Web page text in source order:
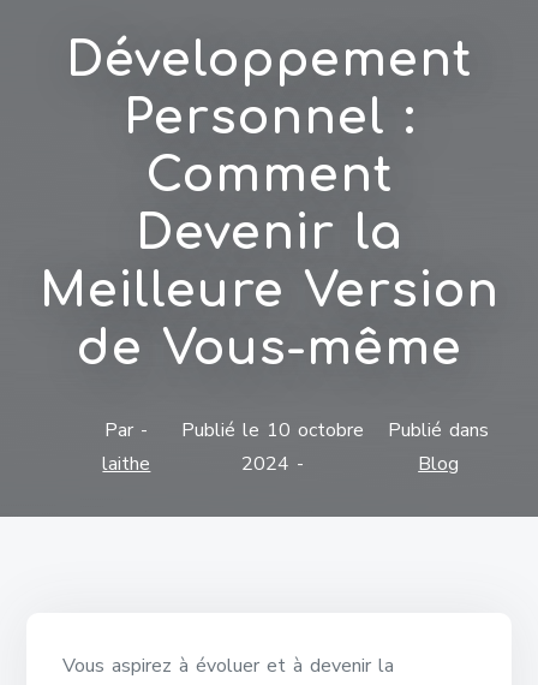
Développement
Personnel :
Comment
Devenir la
Meilleure Version
de Vous-même
Par -
laithe
Publié le 10 octobre
2024 -
Publié dans
Blog
Vous aspirez à évoluer et à devenir la